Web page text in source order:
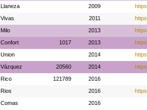
Llaneza 2009
Vivas 2011
Milo 2013
Confort 1017 2013
Union 2014
Vázquez 20560 2014
Rico 121789 2016
Rios 2016
Comas 2016